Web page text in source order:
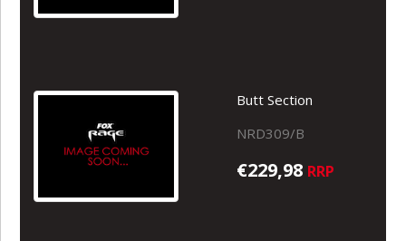
Butt Section
NRD309/B
€229,98 RRP